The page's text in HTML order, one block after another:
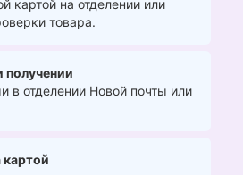
картой на отделении или
товара.
в отделении Новой почты или